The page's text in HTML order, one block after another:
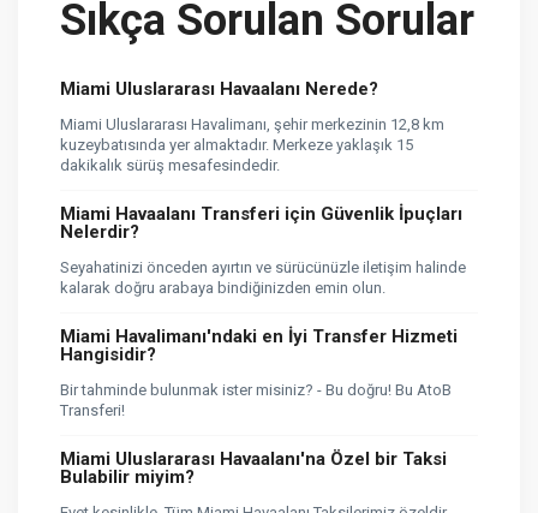
Sıkça Sorulan Sorular
Miami Uluslararası Havaalanı Nerede?
Miami Uluslararası Havalimanı, şehir merkezinin 12,8 km
kuzeybatısında yer almaktadır. Merkeze yaklaşık 15
dakikalık sürüş mesafesindedir.
Miami Havaalanı Transferi için Güvenlik İpuçları
Nelerdir?
Seyahatinizi önceden ayırtın ve sürücünüzle iletişim halinde
kalarak doğru arabaya bindiğinizden emin olun.
Miami Havalimanı'ndaki en İyi Transfer Hizmeti
Hangisidir?
Bir tahminde bulunmak ister misiniz? - Bu doğru! Bu AtoB
Transferi!
Miami Uluslararası Havaalanı'na Özel bir Taksi
Bulabilir miyim?